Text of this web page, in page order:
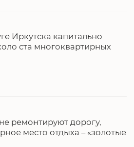
Иркутска капитально
ста многоквартирных
ремонтируют дорогу,
место отдыха – «золотые